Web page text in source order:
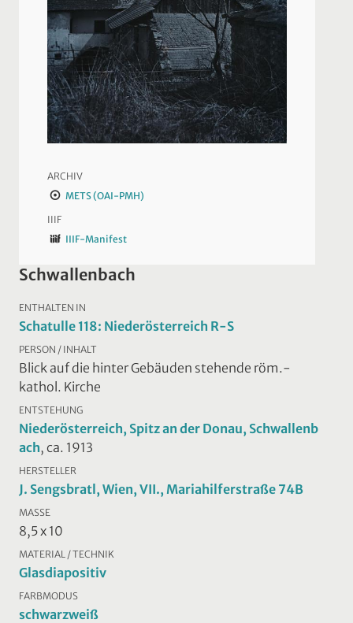
ARCHIV
METS (OAI-PMH)
IIIF
IIIF-Manifest
Schwallenbach
ENTHALTEN IN
Schatulle 118: Niederösterreich R-S
PERSON / INHALT
Blick auf die hinter Gebäuden stehende röm.-
kathol. Kirche
ENTSTEHUNG
Niederösterreich, Spitz an der Donau, Schwallenb
ach, ca. 1913
HERSTELLER
J. Sengsbratl, Wien, VII., Mariahilferstraße 74B
MASSE
8,5 x 10
MATERIAL / TECHNIK
Glasdiapositiv
FARBMODUS
schwarzweiß